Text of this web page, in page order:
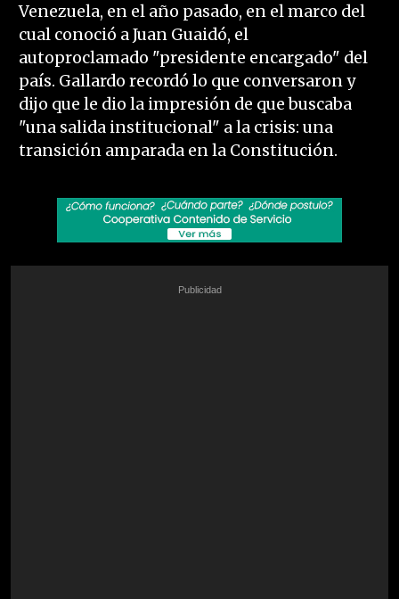
Venezuela, en el año pasado, en el marco del
cual conoció a Juan Guaidó, el
autoproclamado "presidente encargado" del
país. Gallardo recordó lo que conversaron y
dijo que le dio la impresión de que buscaba
"una salida institucional" a la crisis: una
transición amparada en la Constitución.